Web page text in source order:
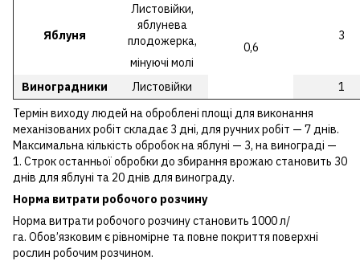
Яблуня
Листовійки,
яблунева
плодожерка,
мінуючі молі
0,6
3
Виноградники Листовійки
1
Термін виходу людей на оброблені площі для виконання
механізованих робіт складає 3 дні, для ручних робіт — 7 днів.
Максимальна кількість обробок на яблуні — 3, на винограді —
1. Строк останньої обробки до збирання врожаю становить 30
днів для яблуні та 20 днів для винограду.
Норма витрати робочого розчину
Норма витрати робочого розчину становить 1000 л/
га. Обов’язковим є рівномірне та повне покриття поверхні
рослин робочим розчином.